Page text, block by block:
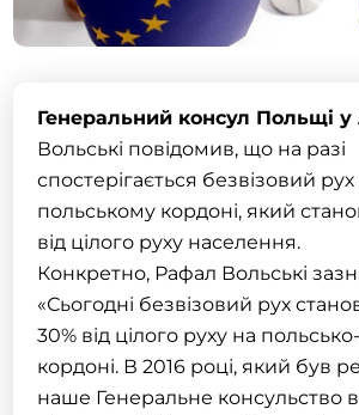
Генеральний консул Польщі у
Вольські повідомив, що на разі
спостерігається безвізовий
польському кордоні, який
від цілого руху населення.
Конкретно, Рафал Вольські
«Сьогодні безвізовий рух
30% від цілого руху на
кордоні. В 2016 році, який був
наше Генеральне консульство